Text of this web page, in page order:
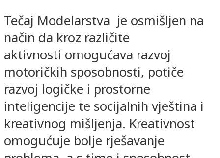
Tečaj Modelarstva je osmišljen na
način da kroz različite
aktivnosti omogućava razvoj
motoričkih sposobnosti, potiče
razvoj logičke i prostorne
inteligencije te socijalnih vještina i
kreativnog mišljenja. Kreativnost
omogućuje bolje rješavanje